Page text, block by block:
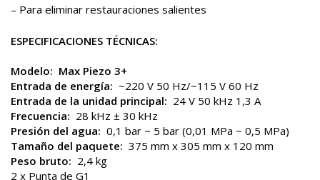
– Para eliminar restauraciones salientes
ESPECIFICACIONES TÉCNICAS:
Modelo: Max Piezo 3+
Entrada de energía: ~220 V 50 Hz/~115 V 60 Hz
Entrada de la unidad principal: 24 V 50 kHz 1,3 A
Frecuencia: 28 kHz ± 30 kHz
Presión del agua: 0,1 bar ~ 5 bar (0,01 MPa ~ 0,5 MPa)
Tamaño del paquete: 375 mm x 305 mm x 120 mm
Peso bruto: 2,4 kg
2 x Punta de G1